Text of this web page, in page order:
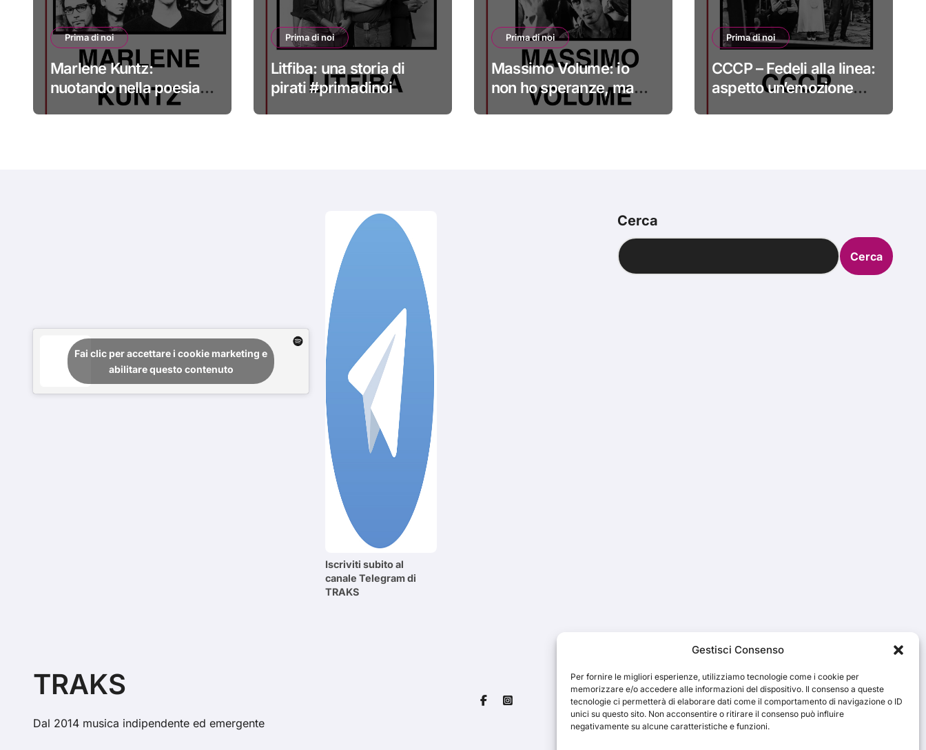
Gestisci Consenso
Per fornire le migliori esperienze, utilizziamo tecnologie come i cookie per
memorizzare e/o accedere alle informazioni del dispositivo. Il consenso a queste
tecnologie ci permetterà di elaborare dati come il comportamento di navigazione o ID
unici su questo sito. Non acconsentire o ritirare il consenso può influire
negativamente su alcune caratteristiche e funzioni.
Prima di noi
Marlene Kuntz:
nuotando nella poesia
#primadinoi
Prima di noi
Litfiba: una storia di
pirati #primadinoi
Prima di noi
Massimo Volume: io
non ho speranze, ma
credo nella cura
Prima di noi
CCCP – Fedeli alla linea:
aspetto un’emozione
Fai clic per accettare i cookie marketing e
abilitare questo contenuto
Iscriviti subito al
canale Telegram di
TRAKS
Cerca
Cerca
TRAKS
Dal 2014 musica indipendente ed emergente